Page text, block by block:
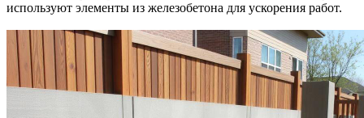
используют элементы из железобетона для ускорения работ.